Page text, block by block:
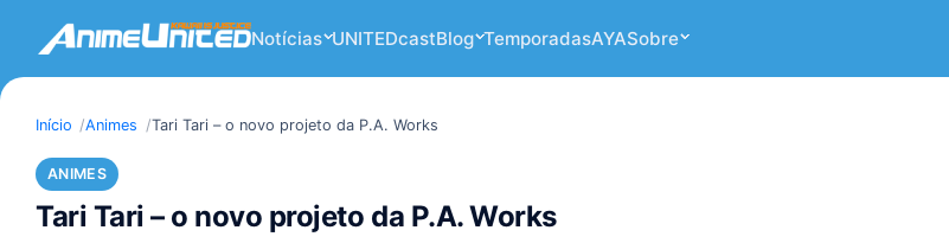
Notícias UNITEDcastBlog TemporadasAYASobre
Início Animes Tari Tari – o novo projeto da P.A. Works
ANIMES
Tari Tari – o novo projeto da P.A. Works